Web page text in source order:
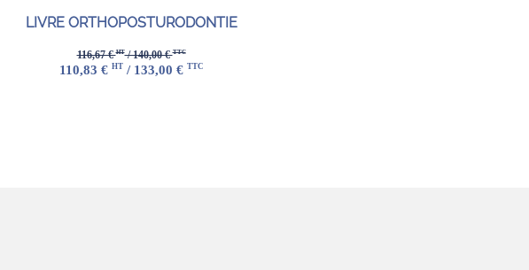
LIVRE ORTHOPOSTURODONTIE
116,67 €HT/ 140,00 €TTC
110,83 € HT / 133,00 € TTC